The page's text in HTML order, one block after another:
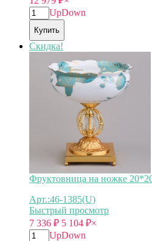
UpDown
Купить
Скидка!
Фруктовница на ножке
Арт.:46-1385(U)
Быстрый просмотр
7 336 ₽ 5 104 ₽×
UpDown